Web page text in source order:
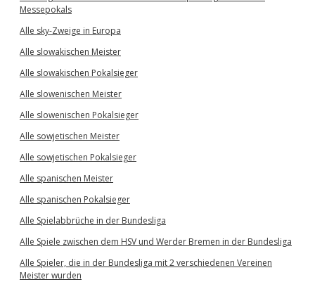
Messepokals
Alle sky-Zweige in Europa
Alle slowakischen Meister
Alle slowakischen Pokalsieger
Alle slowenischen Meister
Alle slowenischen Pokalsieger
Alle sowjetischen Meister
Alle sowjetischen Pokalsieger
Alle spanischen Meister
Alle spanischen Pokalsieger
Alle Spielabbrüche in der Bundesliga
Alle Spiele zwischen dem HSV und Werder Bremen in der Bundesliga
Alle Spieler, die in der Bundesliga mit 2 verschiedenen Vereinen
Meister wurden